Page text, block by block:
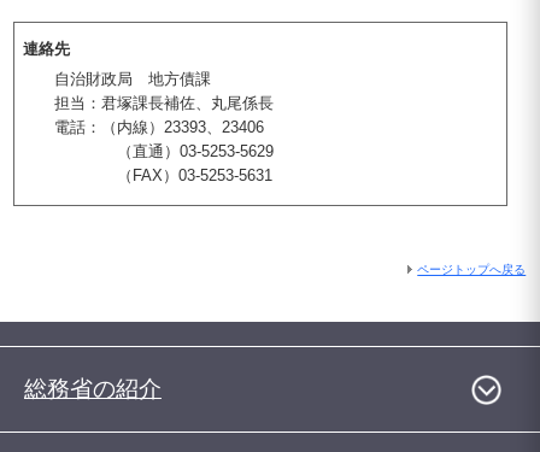
連絡先
自治財政局 地方債課
担当：君塚課長補佐、丸尾係長
電話：（内線）23393、23406
（直通）03-5253-5629
（FAX）03-5253-5631
ページトップへ戻る
総務省の紹介